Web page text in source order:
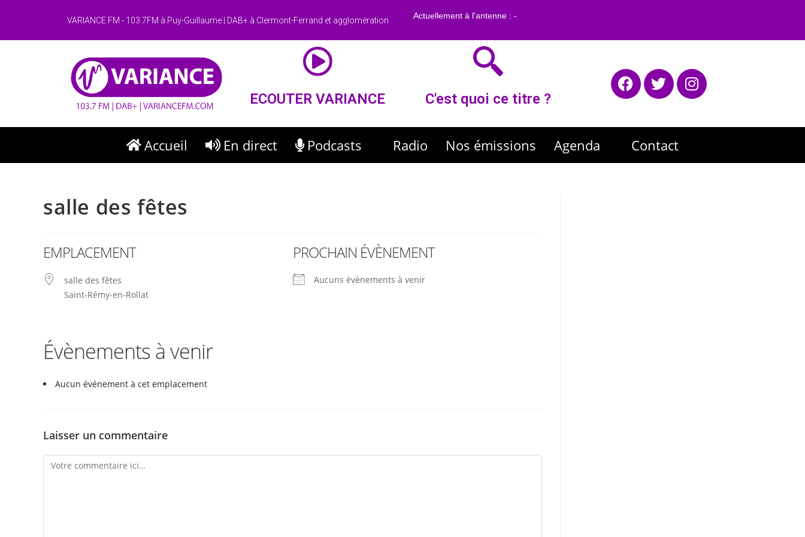
VARIANCE FM - 103.7FM à Puy-Guillaume | DAB+ à Clermont-Ferrand et agglomération
ECOUTER VARIANCE C'est quoi ce titre ?
Accueil En direct Podcasts Radio Nos émissions Agenda Contact
salle des fêtes
EMPLACEMENT
salle des fêtes
Saint-Rémy-en-Rollat
PROCHAIN ÉVÈNEMENT
Aucuns évènements à venir
Évènements à venir
Aucun événement à cet emplacement
Laisser un commentaire